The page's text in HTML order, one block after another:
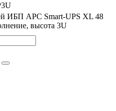
ИБП APC Smart-UPS XL 48
высота 3U